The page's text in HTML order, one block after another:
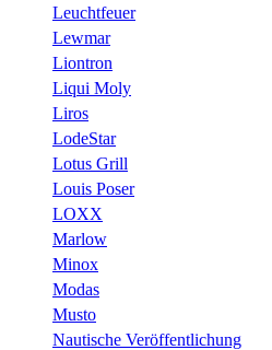
Leuchtfeuer
Lewmar
Liontron
Liqui Moly
Liros
LodeStar
Lotus Grill
Louis Poser
LOXX
Marlow
Minox
Modas
Musto
Nautische Veröffentlichung